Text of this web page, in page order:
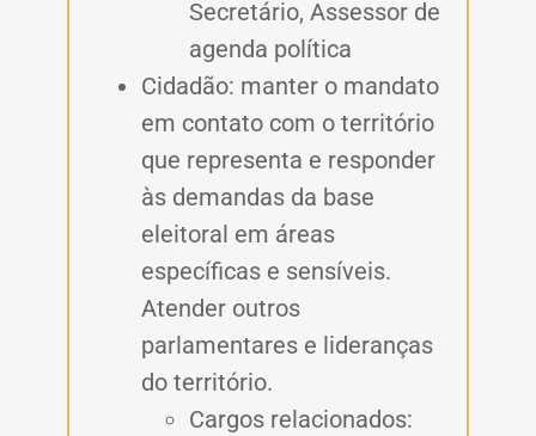
Secretário, Assessor de
agenda política
Cidadão: manter o mandato
em contato com o território
que representa e responder
às demandas da base
eleitoral em áreas
específicas e sensíveis.
Atender outros
parlamentares e lideranças
do território.
Cargos relacionados: